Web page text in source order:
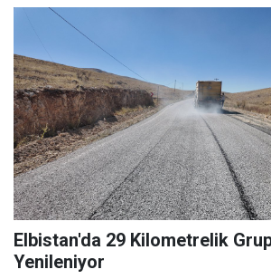
Elbistan'da 29 Kilometrelik
Yenileniyor